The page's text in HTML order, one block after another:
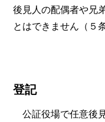
後見人の配偶者や兄
とはできません（５
登記
公証役場で任意後